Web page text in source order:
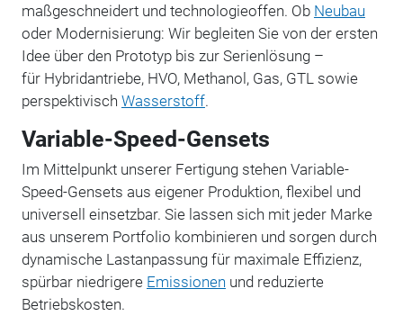
maßgeschneidert und technologieoffen. Ob Neubau
oder Modernisierung: Wir begleiten Sie von der ersten
Idee über den Prototyp bis zur Serienlösung –
für Hybridantriebe, HVO, Methanol, Gas, GTL sowie
perspektivisch Wasserstoff.
Variable-Speed-Gensets
Im Mittelpunkt unserer Fertigung stehen Variable-
Speed-Gensets aus eigener Produktion, flexibel und
universell einsetzbar. Sie lassen sich mit jeder Marke
aus unserem Portfolio kombinieren und sorgen durch
dynamische Lastanpassung für maximale Effizienz,
spürbar niedrigere Emissionen und reduzierte
Betriebskosten.